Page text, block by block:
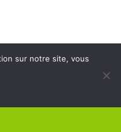
sur notre site, vous